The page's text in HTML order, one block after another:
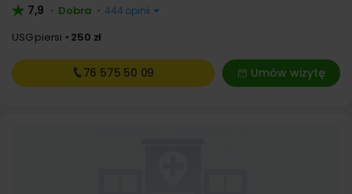
7,9 • Dobra • 444 opinii
USG piersi 250 zł
Umów wizytę
76 575 50 09